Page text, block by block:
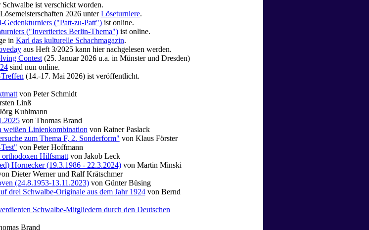
ist verschickt worden.
2026 unterLöseturniere.
Gedenkturniers ("Patt-zu-Patt")ist online.
("Invertiertes Berlin-Thema")ist online.
in Karl das kulturelle Schachmagazin.
aus Heft 3/2025 kann hier nachgelesen werden.
Contest(25. Januar 2026 u.a. in Münster und Dresden)
sind nun online.
(14.-17. Mai 2026) ist veröffentlicht.
von Peter Schmidt
Linß
Kuhlmann
von Thomas Brand
weißen Linienkombination von Rainer Paslack
zum Thema F, 2. Sonderform" von Klaus Förster
von Peter Hoffmann
orthodoxen Hilfsmattvon Jakob Leck
Hornecker (19.3.1986 - 22.3.2024)von Martin Minski
Dieter Werner und Ralf Krätschmer
(24.8.1953-13.11.2023)von Günter Büsing
drei Schwalbe-Originale aus dem Jahr 1924von Bernd
Schwalbe-Mitgliedern durch den Deutschen
Brand